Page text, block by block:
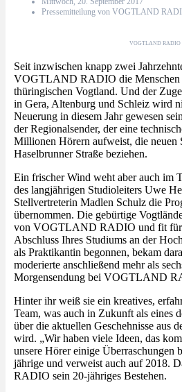
Pressemitteilung von VOGTLAND
VOGTLAND RADIO
Seit inzwischen knapp zwei
VOGTLAND RADIO die Menschen
thüringischen Vogtland. Und der
in Gera, Altenburg und Schleiz wird
Neuerung in diesem Jahr gewesen
der Regionalsender, der eine
Millionen Hörern aufweist, die neuen
Haselbrunner Straße beziehen.
Ein frischer Wind weht aber auch im
des langjährigen Studioleiters Uwe
Stellvertreterin Madlen Schulz die
übernommen. Die gebürtige
von VOGTLAND RADIO und fit für
Abschluss Ihres Studiums an der
als Praktikantin begonnen, bekam
moderierte anschließend mehr als
Morgensendung bei VOGTLAND
Hinter ihr weiß sie ein kreatives,
Team, was auch in Zukunft als eines
über die aktuellen Geschehnisse aus
wird. „Wir haben viele Ideen, das
unsere Hörer einige Überraschungen
jährige und verweist auch auf 2018.
RADIO sein 20-jähriges Bestehen.